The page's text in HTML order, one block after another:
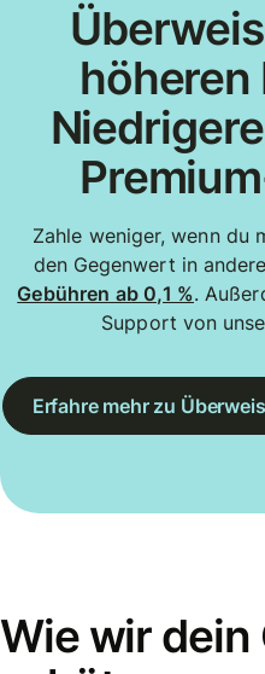
höheren
Zahle weniger, wenn du
den Gegenwert in
Gebühren ab 0,1 %.
Support von
Erfahre mehr zu
Wie wir dein